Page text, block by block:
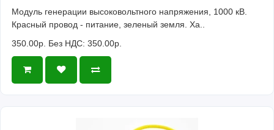
Модуль генерации высоковольтного напряжения, 1000 кВ.
Красный провод - питание, зеленый земля. Ха..
350.00р. Без НДС: 350.00р.